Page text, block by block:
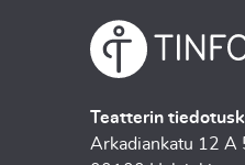
Teatterin
Arkadiankatu 12 A